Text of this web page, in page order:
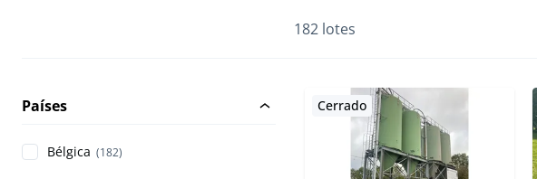
182 lotes
Países
Bélgica (182)
Cerrado